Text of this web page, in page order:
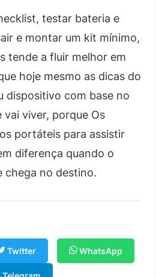
testar bateria e
e montar um kit mínimo,
tende a fluir melhor em
hoje mesmo as dicas do
dispositivo com base no
vai viver, porque Os
portáteis para assistir
diferença quando o
chega no destino.
Twitter WhatsApp